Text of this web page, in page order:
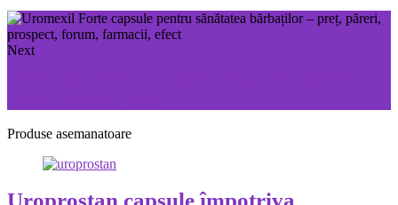
Next
Produse asemanatoare
Uroprostan capsule împotriva